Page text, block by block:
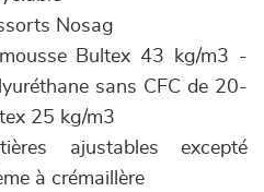
Nosag
Bultex 43 kg/m3 -
sans CFC de 20-
25 kg/m3
ajustables excepté
à crémaillère